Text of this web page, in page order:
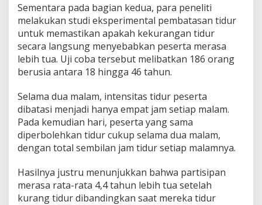
Sementara pada bagian kedua, para peneliti
melakukan studi eksperimental pembatasan tidur
untuk memastikan apakah kekurangan tidur
secara langsung menyebabkan peserta merasa
lebih tua. Uji coba tersebut melibatkan 186 orang
berusia antara 18 hingga 46 tahun.
Selama dua malam, intensitas tidur peserta
dibatasi menjadi hanya empat jam setiap malam.
Pada kemudian hari, peserta yang sama
diperbolehkan tidur cukup selama dua malam,
dengan total sembilan jam tidur setiap malamnya.
Hasilnya justru menunjukkan bahwa partisipan
merasa rata-rata 4,4 tahun lebih tua setelah
kurang tidur dibandingkan saat mereka tidur